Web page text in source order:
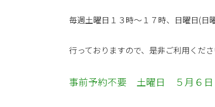
毎週土曜日１３時～１７時、日曜日(日
行っておりますので、是非ご利用くださ
事前予約不要 土曜日 ５月６日